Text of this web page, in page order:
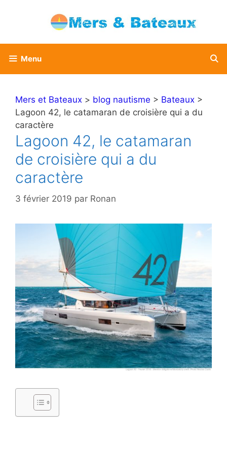
Menu
Mers et Bateaux > blog nautisme > Bateaux >
Lagoon 42, le catamaran de croisière qui a du
caractère
Lagoon 42, le catamaran
de croisière qui a du
caractère
3 février 2019 par Ronan